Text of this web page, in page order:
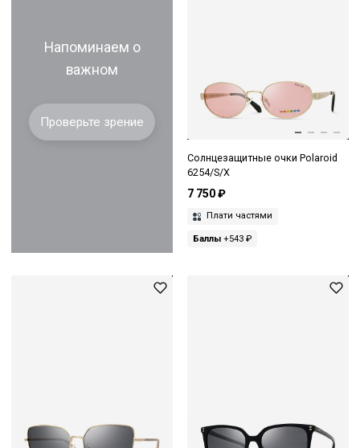
Напоминаем о
важном
Проверьте зрение
Солнцезащитные очки Polaroid
6254/S/X
7 750 ₽
Плати частями
Баллы+543 ₽